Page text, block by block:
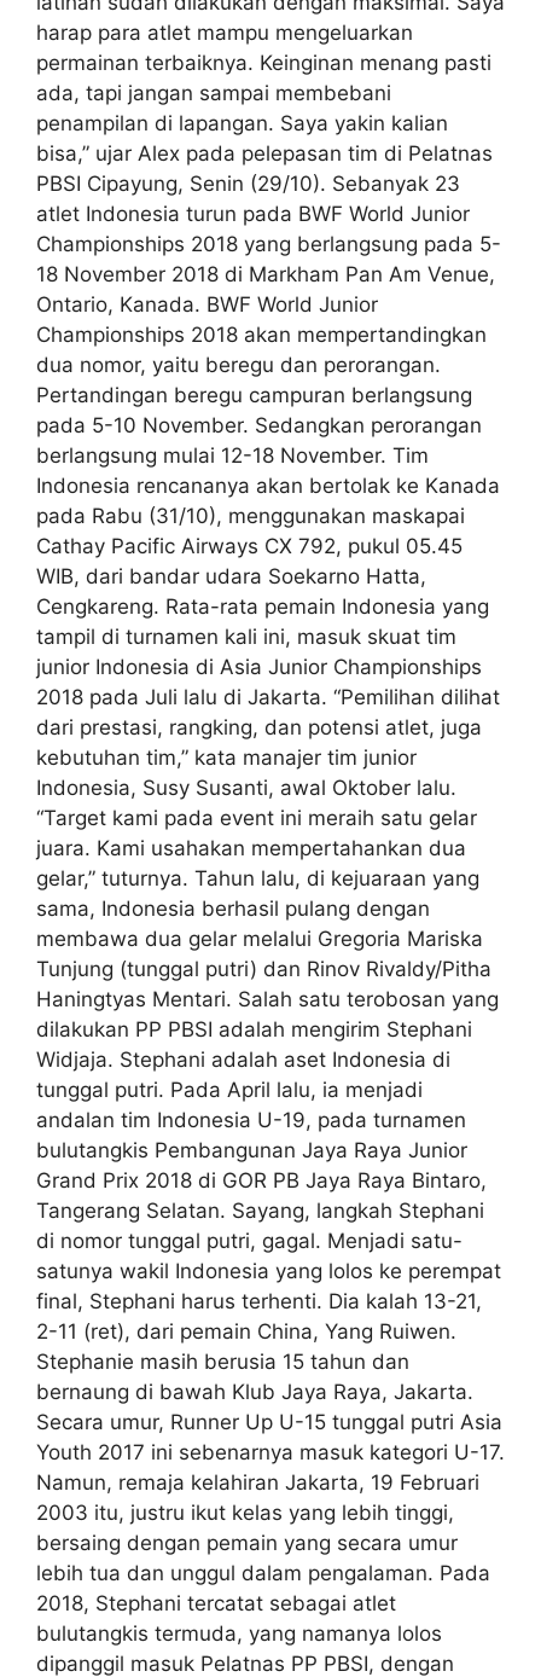
harap para atlet mampu mengeluarkan
permainan terbaiknya. Keinginan menang pasti
ada, tapi jangan sampai membebani
penampilan di lapangan. Saya yakin kalian
bisa,” ujar Alex pada pelepasan tim di Pelatnas
PBSI Cipayung, Senin (29/10). Sebanyak 23
atlet Indonesia turun pada BWF World Junior
Championships 2018 yang berlangsung pada 5-
18 November 2018 di Markham Pan Am Venue,
Ontario, Kanada. BWF World Junior
Championships 2018 akan mempertandingkan
dua nomor, yaitu beregu dan perorangan.
Pertandingan beregu campuran berlangsung
pada 5-10 November. Sedangkan perorangan
berlangsung mulai 12-18 November. Tim
Indonesia rencananya akan bertolak ke Kanada
pada Rabu (31/10), menggunakan maskapai
Cathay Pacific Airways CX 792, pukul 05.45
WIB, dari bandar udara Soekarno Hatta,
Cengkareng. Rata-rata pemain Indonesia yang
tampil di turnamen kali ini, masuk skuat tim
junior Indonesia di Asia Junior Championships
2018 pada Juli lalu di Jakarta. “Pemilihan dilihat
dari prestasi, rangking, dan potensi atlet, juga
kebutuhan tim,” kata manajer tim junior
Indonesia, Susy Susanti, awal Oktober lalu.
“Target kami pada event ini meraih satu gelar
juara. Kami usahakan mempertahankan dua
gelar,” tuturnya. Tahun lalu, di kejuaraan yang
sama, Indonesia berhasil pulang dengan
membawa dua gelar melalui Gregoria Mariska
Tunjung (tunggal putri) dan Rinov Rivaldy/Pitha
Haningtyas Mentari. Salah satu terobosan yang
dilakukan PP PBSI adalah mengirim Stephani
Widjaja. Stephani adalah aset Indonesia di
tunggal putri. Pada April lalu, ia menjadi
andalan tim Indonesia U-19, pada turnamen
bulutangkis Pembangunan Jaya Raya Junior
Grand Prix 2018 di GOR PB Jaya Raya Bintaro,
Tangerang Selatan. Sayang, langkah Stephani
di nomor tunggal putri, gagal. Menjadi satu-
satunya wakil Indonesia yang lolos ke perempat
final, Stephani harus terhenti. Dia kalah 13-21,
2-11 (ret), dari pemain China, Yang Ruiwen.
Stephanie masih berusia 15 tahun dan
bernaung di bawah Klub Jaya Raya, Jakarta.
Secara umur, Runner Up U-15 tunggal putri Asia
Youth 2017 ini sebenarnya masuk kategori U-17.
Namun, remaja kelahiran Jakarta, 19 Februari
2003 itu, justru ikut kelas yang lebih tinggi,
bersaing dengan pemain yang secara umur
lebih tua dan unggul dalam pengalaman. Pada
2018, Stephani tercatat sebagai atlet
bulutangkis termuda, yang namanya lolos
dipanggil masuk Pelatnas PP PBSI, dengan